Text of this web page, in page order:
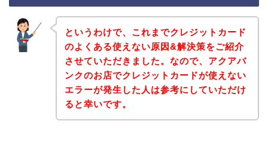
というわけで、これまでクレジットカード
のよくある使えない原因&解決策をご紹介
させていただきました。なので、アクアバ
ンクのお店でクレジットカードが使えない
エラーが発生した人は参考にしていただけ
ると幸いです。